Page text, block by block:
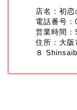
店名：初
電話番号
営業時間
住所：大阪
８